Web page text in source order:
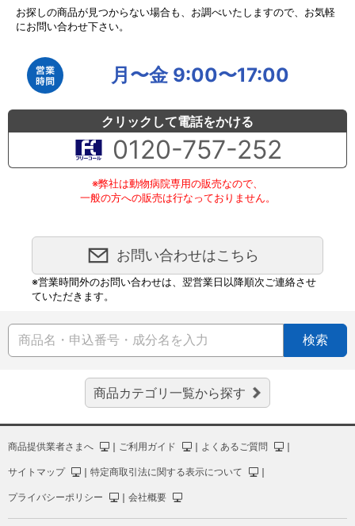
お探しの商品が見つからない場合も、お調べいたしますので、お気軽
にお問い合わせ下さい。
月〜金 9:00〜17:00
クリックして電話をかける
0120-757-252
※弊社は動物病院専用の販売なので、
一般の方への販売は行なっておりません。
お問い合わせはこちら
※営業時間外のお問い合わせは、翌営業日以降順次ご連絡させ
ていただきます。
検索
商品カテゴリ一覧から探す
商品提供業者さまへ ｜ ご利用ガイド ｜ よくあるご質問 ｜
サイトマップ ｜ 特定商取引法に関する表示について ｜
プライバシーポリシー ｜ 会社概要